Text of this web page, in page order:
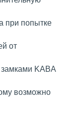
при попытке
от
KABA
возможно